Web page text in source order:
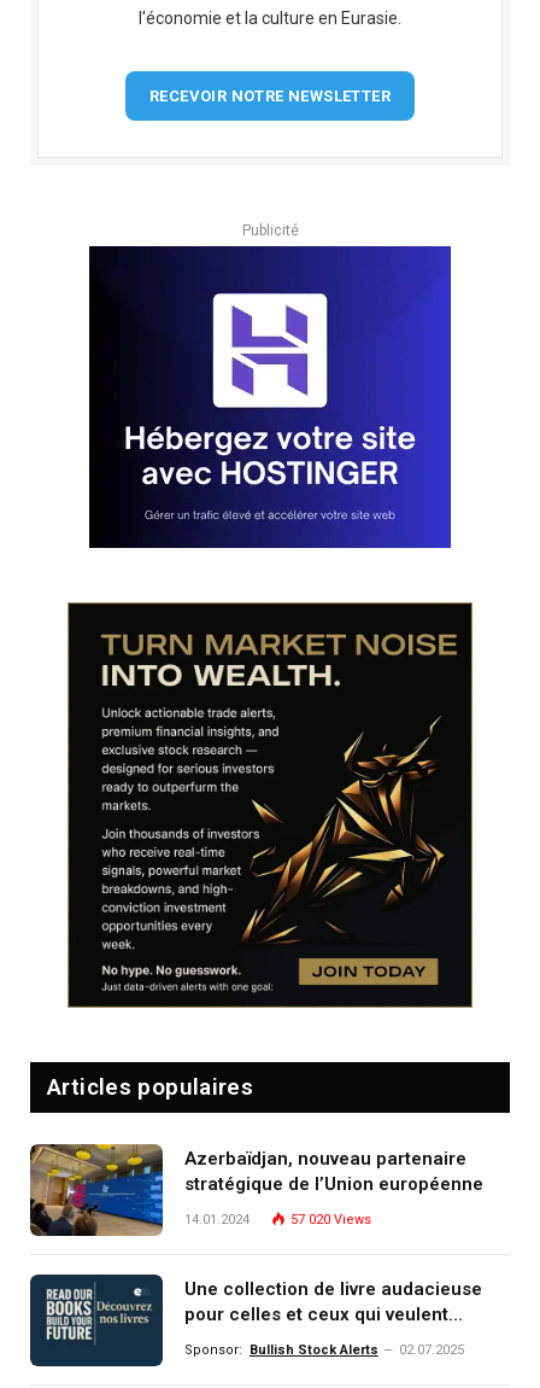
l'économie et la culture en Eurasie.
RECEVOIR NOTRE NEWSLETTER
Publicité
Articles populaires
Azerbaïdjan, nouveau partenaire
stratégique de l’Union européenne
14.01.2024 57 020 Views
Une collection de livre audacieuse
pour celles et ceux qui veulent
comprendre, investir et dominer le
Sponsor: Bullish Stock Alerts 02.07.2025